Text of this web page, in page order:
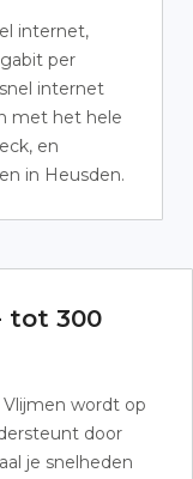
internet,
per
internet
met het hele
en
in Heusden.
tot 300
wordt op
door
je snelheden